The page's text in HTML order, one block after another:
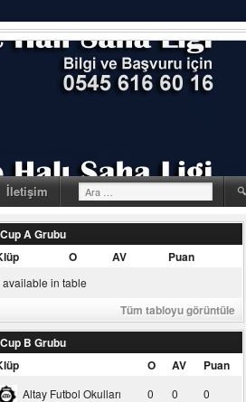
İletişim Arama:
A Grubu
O AV Puan
in table
Tüm tabloyu görüntüle
B Grubu
O AV Puan
Altay Futbol Okulları 0 0 0